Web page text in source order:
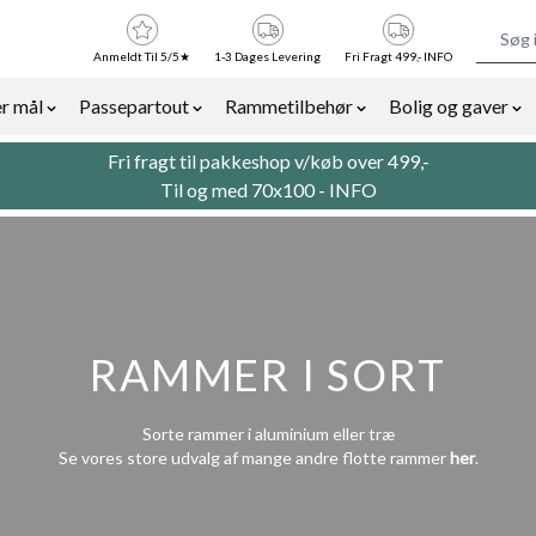
mål
Passepartout
Rammetilbehør
Bolig og gaver
Anmeldt Til 5/5★ 1-3 Dages Levering Fri Fragt 499,- INFO
Fri fragt til pakkeshop v/køb over 499,-
Til og med 70x100 - INFO
RAMMER I SORT
Sorte rammer i aluminium eller træ
Se vores store udvalg af mange andre flotte rammerher.